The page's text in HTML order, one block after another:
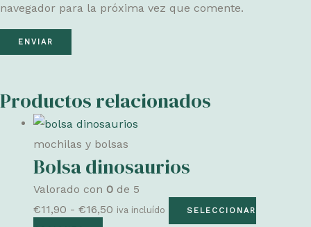
navegador para la próxima vez que comente.
Productos relacionados
mochilas y bolsas
Bolsa dinosaurios
Valorado con 0 de 5
€11,90 - €16,50 Rango
iva incluído SELECCIONAR